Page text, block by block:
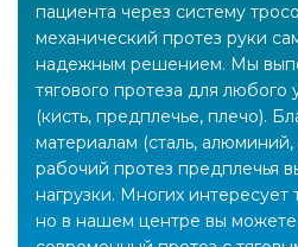
пациента через систему
механический протез руки
надежным решением. Мы
тягового протеза для любого
(кисть, предплечье, плечо).
материалам (сталь, алюминий,
рабочий протез предплечья
нагрузки. Многих интересует
но в нашем центре вы можете